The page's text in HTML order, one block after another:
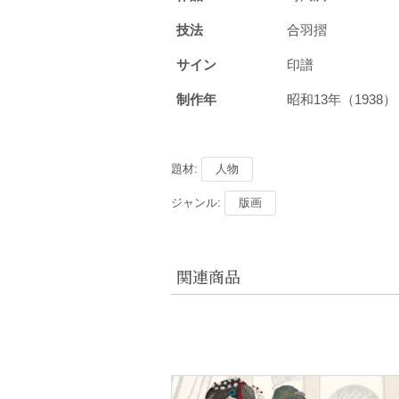
技法 合羽摺
サイン 印譜
制作年 昭和13年（
題材: 人物
ジャンル: 版画
関連商品